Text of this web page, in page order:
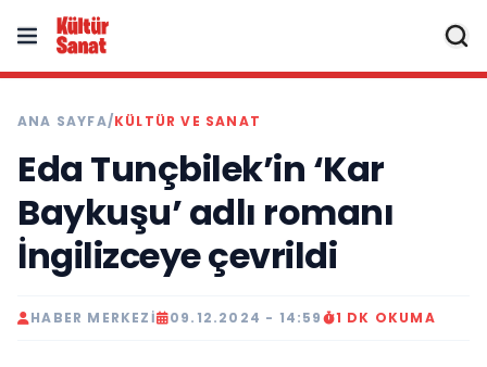
ANA SAYFA/KÜLTÜR VE SANAT
Eda Tunçbilek’in ‘Kar
Baykuşu’ adlı romanı
İngilizceye çevrildi
HABER MERKEZI 09.12.2024 - 14:59 1 DK OKUMA